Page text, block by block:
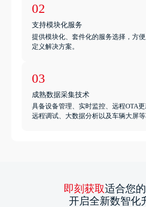
02
支持模块化服务
提供模块化、套件化的服务选择，方
定义解决方案。
03
成熟数据采集技术
具备设备管理、实时监控、远程OTA更
远程调试、大数据分析以及车辆大屏
即刻获取适合您
开启全新数智化